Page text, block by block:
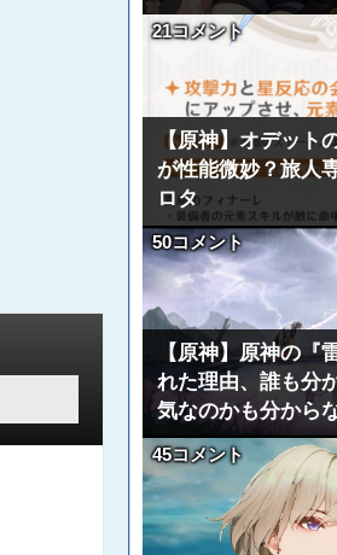
21コメント
【原神】オデット
が性能微妙？旅人
ロタ
50コメント
【原神】原神の『
れた理由、誰も分
気なのかも分から
45コメント